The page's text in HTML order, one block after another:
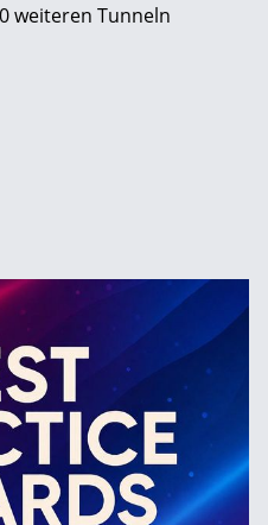
weiteren Tunneln